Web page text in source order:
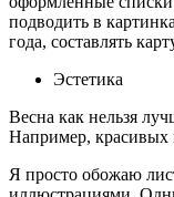
подводить в
года, составлять
Эстетика
Весна как нельзя
Например, красивых
Я просто обожаю